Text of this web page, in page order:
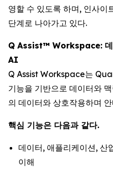
영할 수 있도록 하며, 인사이
단계로 나아가고 있다.
Q Assist™ Workspace: 데
AI
Q Assist Workspace는
기능을 기반으로 데이터와
의 데이터와 상호작용하며
핵심 기능은 다음과 같다.
데이터, 애플리케이션, 산
이해